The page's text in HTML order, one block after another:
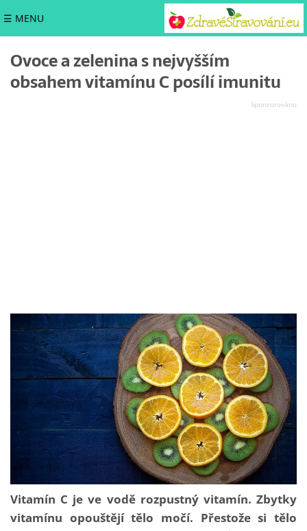
☰ MENU
Ovoce a zelenina s nejvyšším
obsahem vitamínu C posílí imunitu
Vitamín C je ve vodě rozpustný vitamín. Zbytky
vitamínu opouštějí tělo močí. Přestože si tělo